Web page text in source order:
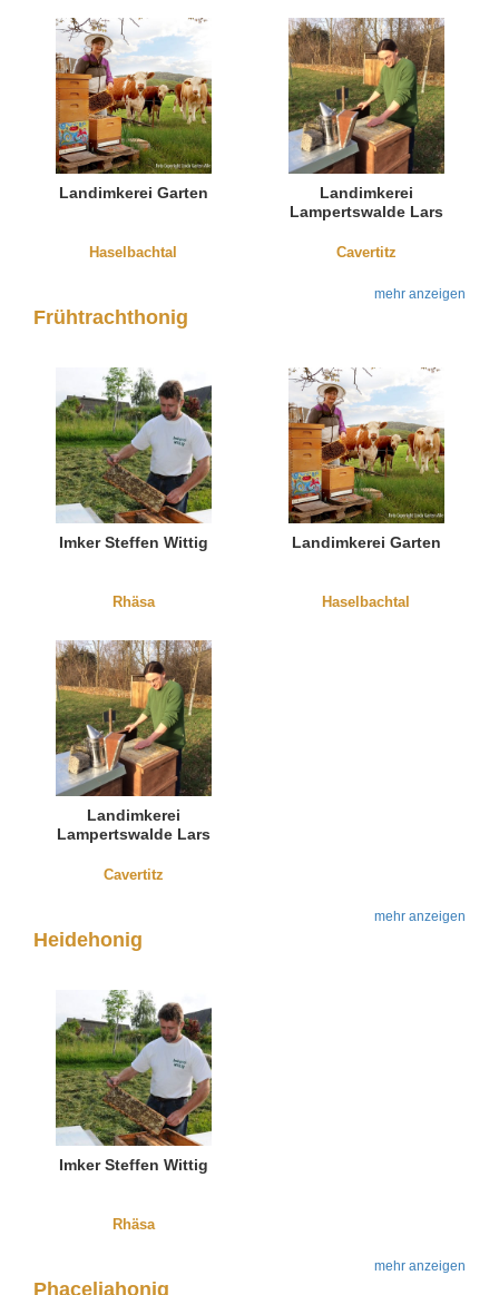
Landimkerei Garten
Haselbachtal
Landimkerei
Lampertswalde Lars
Cavertitz
mehr anzeigen
Frühtrachthonig
Imker Steffen Wittig
Rhäsa
Landimkerei Garten
Haselbachtal
Landimkerei
Lampertswalde Lars
Cavertitz
mehr anzeigen
Heidehonig
Imker Steffen Wittig
Rhäsa
mehr anzeigen
Phaceliahonig